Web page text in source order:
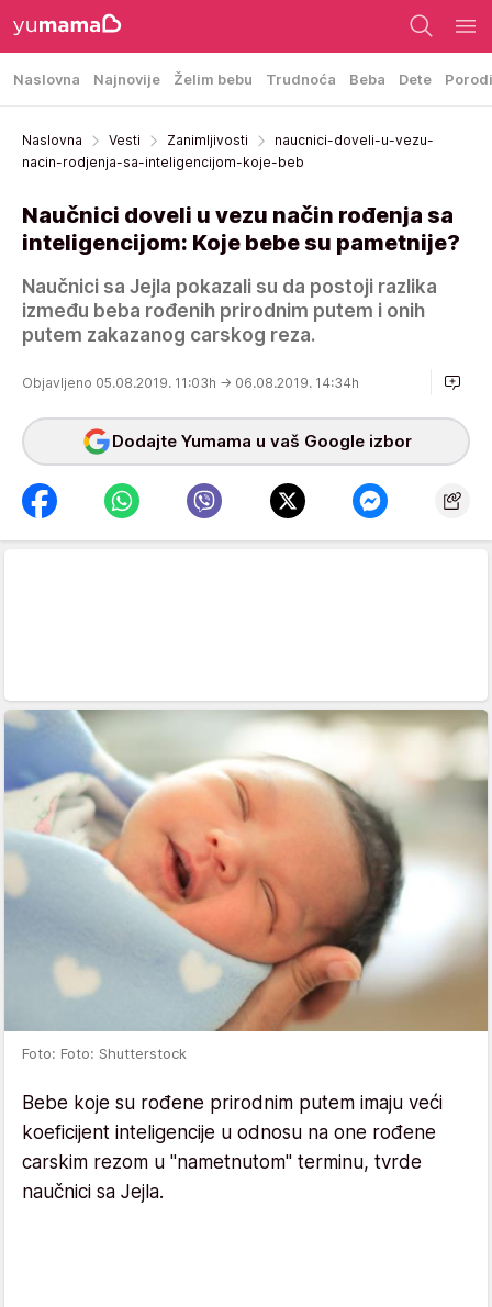
Naslovna Najnovije Želim bebu Trudnoća Beba Dete
Naslovna Vesti Zanimljivosti
naucnici-doveli-u-vezu-
nacin-rodjenja-sa-inteligencijom-koje-beb
Naučnici doveli u vezu način rođenja sa
inteligencijom: Koje bebe su pametnije?
Naučnici sa Jejla pokazali su da postoji razlika
između beba rođenih prirodnim putem i onih
putem zakazanog carskog reza.
Objavljeno 05.08.2019. 11:03h → 06.08.2019. 14:34h
Dodajte Yumama u vaš Google izbor
Foto: Foto: Shutterstock
Bebe koje su rođene prirodnim putem imaju veći
koeficijent inteligencije u odnosu na one rođene
carskim rezom u "nametnutom" terminu, tvrde
naučnici sa Jejla.